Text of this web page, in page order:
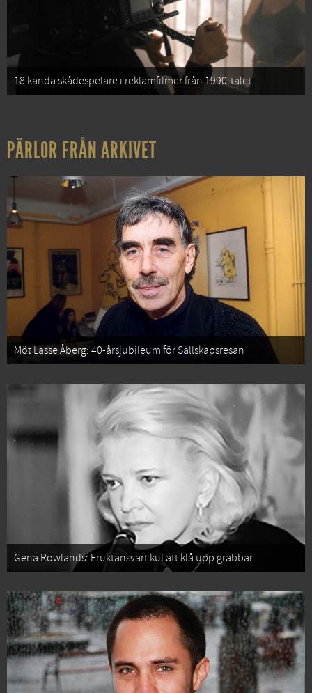
18 kända skådespelare i reklamfilmer från 1990-talet
PÄRLOR FRÅN ARKIVET
Möt Lasse Åberg: 40-årsjubileum för Sällskapsresan
Gena Rowlands: Fruktansvärt kul att klå upp grabbar